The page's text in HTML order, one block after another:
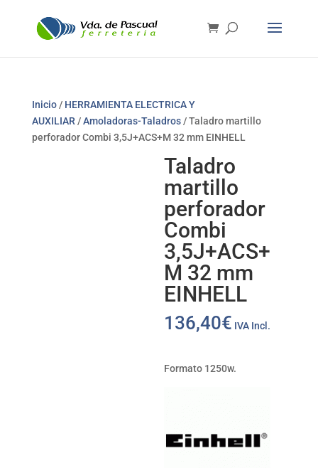
Inicio/ HERRAMIENTA ELECTRICA Y
AUXILIAR /Amoladoras-Taladros/ Taladro martillo
perforador Combi 3,5J+ACS+M 32 mm EINHELL
Taladro
martillo
perforador
Combi
3,5J+ACS+
M 32 mm
EINHELL
136,40€ IVA Incl.
Formato 1250w.